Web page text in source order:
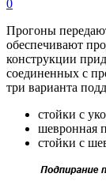
0
Прогоны
обеспечивают
конструкции
соединенных с
три варианта
стойки с
шевронная
стойки с